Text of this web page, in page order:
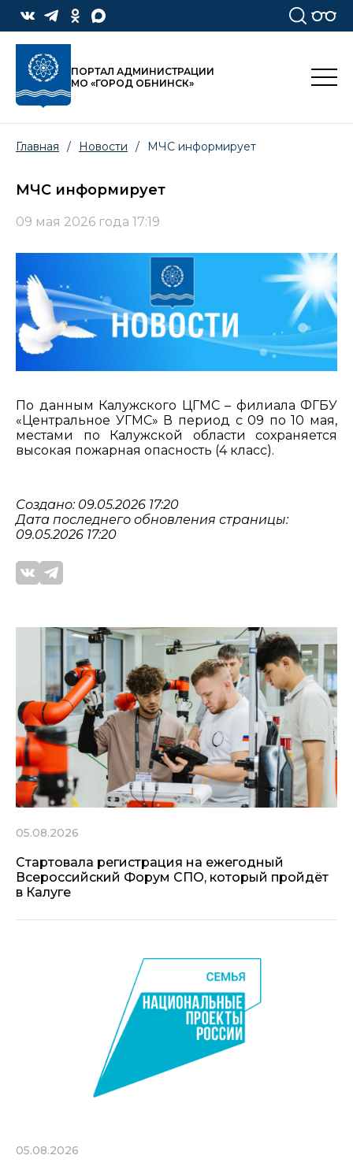
ПОРТАЛ АДМИНИСТРАЦИИ
МО «ГОРОД ОБНИНСК»
Главная / Новости / МЧС информирует
МЧС информирует
09 мая 2026 года 17:19
По данным Калужского ЦГМС – филиала ФГБУ
«Центральное УГМС» В период с 09 по 10 мая,
местами по Калужской области сохраняется
высокая пожарная опасность (4 класс).
Создано: 09.05.2026 17:20
Дата последнего обновления страницы:
09.05.2026 17:20
05.08.2026
Стартовала регистрация на ежегодный
Всероссийский Форум СПО, который пройдёт
в Калуге
05.08.2026